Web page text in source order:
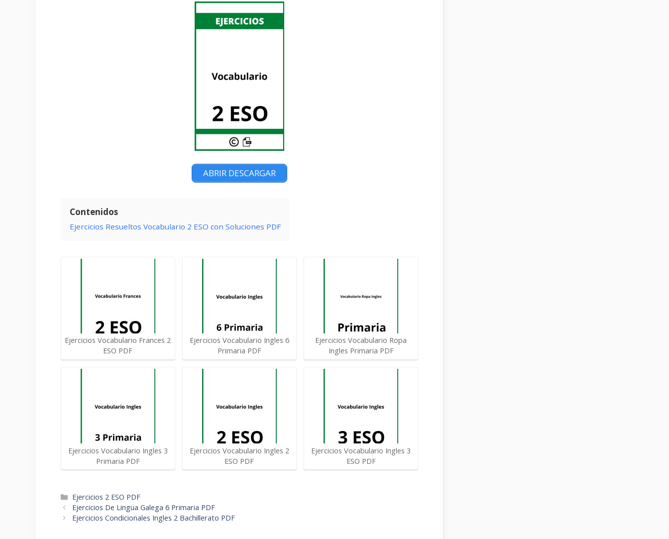
ABRIR DESCARGAR
Contenidos
Ejercicios Resueltos Vocabulario 2 ESO con Soluciones PDF
Ejercicios Vocabulario Frances 2
ESO PDF
Ejercicios Vocabulario Ingles 3
Primaria PDF
Ejercicios Vocabulario Ingles 6
Primaria PDF
Ejercicios Vocabulario Ingles 2
ESO PDF
Ejercicios Vocabulario Ropa
Ingles Primaria PDF
Ejercicios Vocabulario Ingles 3
ESO PDF
Categorías
Ejercicios 2 ESO PDF
Navegación
de
Ejercicios De Lingua Galega 6 Primaria PDF
Ejercicios Condicionales Ingles 2 Bachillerato PDF